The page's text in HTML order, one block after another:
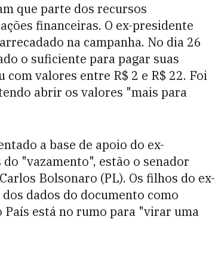
que parte dos recursos
financeiras. O ex-presidente
na campanha. No dia 26
o suficiente para pagar suas
valores entre R$ 2 e R$ 22. Foi
abrir os valores "mais para
a base de apoio do ex-
"vazamento", estão o senador
Bolsonaro (PL). Os filhos do ex-
dados do documento como
está no rumo para "virar uma